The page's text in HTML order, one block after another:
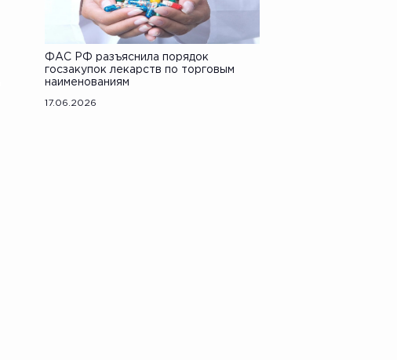
ФАС РФ разъяснила порядок
госзакупок лекарств по торговым
наименованиям
17.06.2026